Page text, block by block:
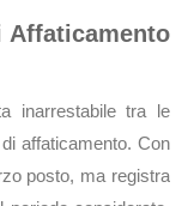
Affaticamento
inarrestabile tra le
affaticamento. Con
posto, ma registra